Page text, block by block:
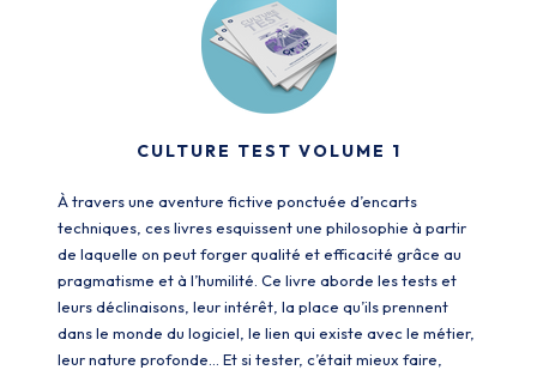
CULTURE TEST VOLUME 1
À travers une aventure fictive ponctuée d’encarts
techniques, ces livres esquissent une philosophie à partir
de laquelle on peut forger qualité et efficacité grâce au
pragmatisme et à l’humilité. Ce livre aborde les tests et
leurs déclinaisons, leur intérêt, la place qu’ils prennent
dans le monde du logiciel, le lien qui existe avec le métier,
leur nature profonde... Et si tester, c’était mieux faire,